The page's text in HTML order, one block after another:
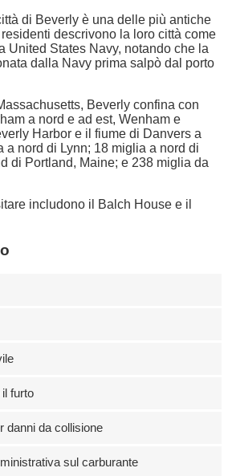
di Beverly è una delle più antiche
descrivono la loro città come
United States Navy, notando che la
dalla Navy prima salpò dal porto
Beverly confina con
a nord e ad est, Wenham e
Harbor e il fiume di Danvers a
a nord di Lynn; 18 miglia a nord di
di Portland, Maine; e 238 miglia da
includono il Balch House e il
furto
danni da collisione
sul carburante